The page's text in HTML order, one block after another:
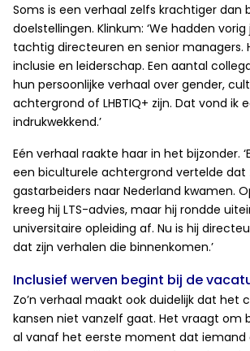
Soms is een verhaal zelfs krachtiger dan
doelstellingen. Klinkum: ‘We hadden
tachtig directeuren en senior managers.
inclusie en leiderschap. Een aantal
hun persoonlijke verhaal over gender,
achtergrond of LHBTIQ+ zijn. Dat vond ik
indrukwekkend.’
Eén verhaal raakte haar in het bijzonder.
een biculturele achtergrond vertelde dat
gastarbeiders naar Nederland kwamen.
kreeg hij LTS-advies, maar hij rondde
universitaire opleiding af. Nu is hij
dat zijn verhalen die binnenkomen.’
Inclusief werven begint bij de
Zo’n verhaal maakt ook duidelijk dat het
kansen niet vanzelf gaat. Het vraagt om
al vanaf het eerste moment dat iemand